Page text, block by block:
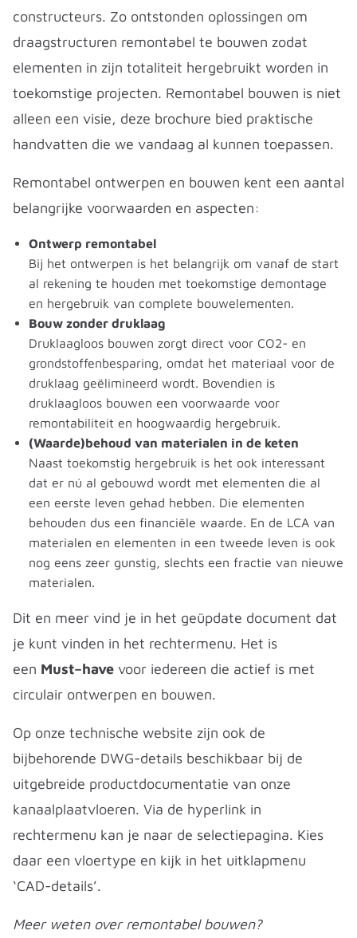
constructeurs. Zo ontstonden oplossingen om
draagstructuren remontabel te bouwen zodat
elementen in zijn totaliteit hergebruikt worden in
toekomstige projecten. Remontabel bouwen is niet
alleen een visie, deze brochure bied praktische
handvatten die we vandaag al kunnen toepassen.
Remontabel ontwerpen en bouwen kent een aantal
belangrijke voorwaarden en aspecten:
Ontwerp remontabel
Bij het ontwerpen is het belangrijk om vanaf de start
al rekening te houden met toekomstige demontage
en hergebruik van complete bouwelementen.
Bouw zonder druklaag
Druklaagloos bouwen zorgt direct voor CO2- en
grondstoffenbesparing, omdat het materiaal voor de
druklaag geëlimineerd wordt. Bovendien is
druklaagloos bouwen een voorwaarde voor
remontabiliteit en hoogwaardig hergebruik.
(Waarde)behoud van materialen in de keten
Naast toekomstig hergebruik is het ook interessant
dat er nú al gebouwd wordt met elementen die al
een eerste leven gehad hebben. Die elementen
behouden dus een financiële waarde. En de LCA van
materialen en elementen in een tweede leven is ook
nog eens zeer gunstig, slechts een fractie van nieuwe
materialen.
Dit en meer vind je in het geüpdate document dat
je kunt vinden in het rechtermenu. Het is
een Must–have voor iedereen die actief is met
circulair ontwerpen en bouwen.
Op onze technische website zijn ook de
bijbehorende DWG-details beschikbaar bij de
uitgebreide productdocumentatie van onze
kanaalplaatvloeren. Via de hyperlink in
rechtermenu kan je naar de selectiepagina. Kies
daar een vloertype en kijk in het uitklapmenu
‘CAD-details’.
Meer weten over remontabel bouwen?